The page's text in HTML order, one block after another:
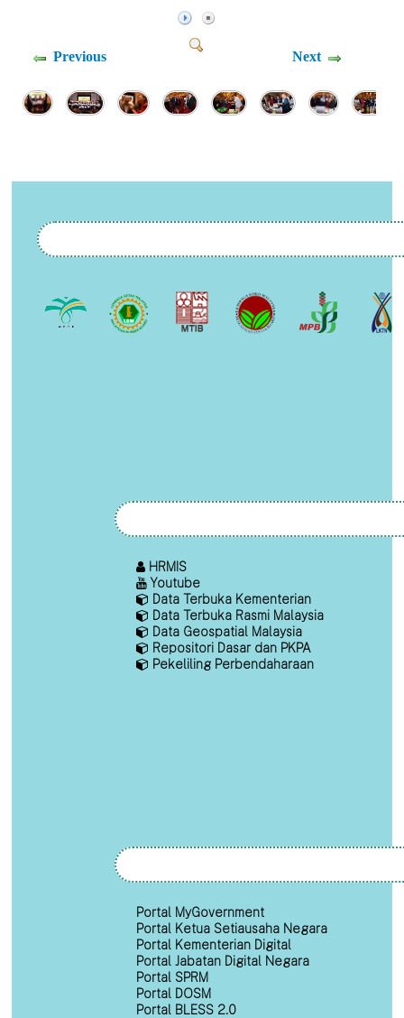
Previous Next
HRMIS
Youtube
Data Terbuka Kementerian
Data Terbuka Rasmi Malaysia
Data Geospatial Malaysia
Repositori Dasar dan PKPA
Pekeliling Perbendaharaan
Portal MyGovernment
Portal Ketua Setiausaha Negara
Portal Kementerian Digital
Portal Jabatan Digital Negara
Portal SPRM
Portal DOSM
Portal BLESS 2.0